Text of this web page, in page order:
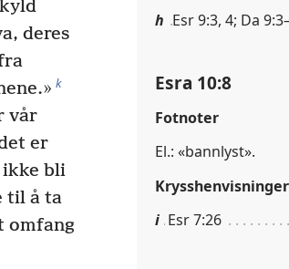
deres
k
vår
er
ikke bli
til å ta
omfang
h Esr 9:3, 4; Da
Esra 10:8
Fotnoter
El.: «bannlyst».
Krysshenvisninger
i Esr 7:26